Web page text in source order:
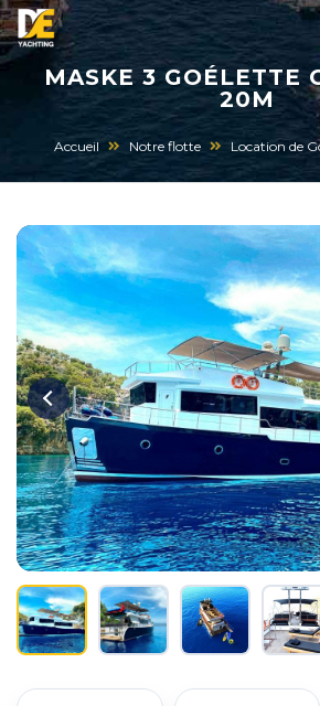
MASKE 3 GOÉLETTE
20M
Accueil Notre flotte Location de